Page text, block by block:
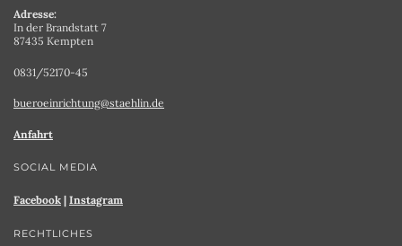
Adresse:
In der Brandstatt 7
87435 Kempten
0831/52170-45
bueroeinrichtung@staehlin.de
Anfahrt
SOCIAL MEDIA
Facebook | Instagram
RECHTLICHES